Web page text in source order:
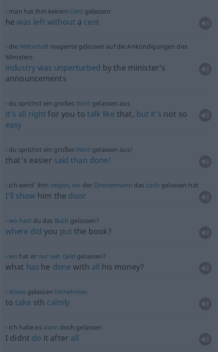
man hat ihm keinen Cent gelassen
hewas left without a cent
dieWirtschaft reagierte gelassen auf die Ankündigungen des
Ministers
industrywas unperturbed by the minister’s
announcements
du sprichst ein großesWort gelassen aus
it’s all rightfor you totalk like that, but it’s not so
easy
du sprichst ein großesWort gelassen aus!
that’s easier said than done!
ich werd’ ihmzeigen, wo derZimmermann das Loch gelassen hat
I’ll show him the door
wo hast du das Buch gelassen?
where did you put the book?
wo hat er nur sein Geld gelassen?
what has he done with all his money?
etwasgelassen hinnehmen
totake sth calmly
ich habe es dann doch gelassen
I didnt do it after all